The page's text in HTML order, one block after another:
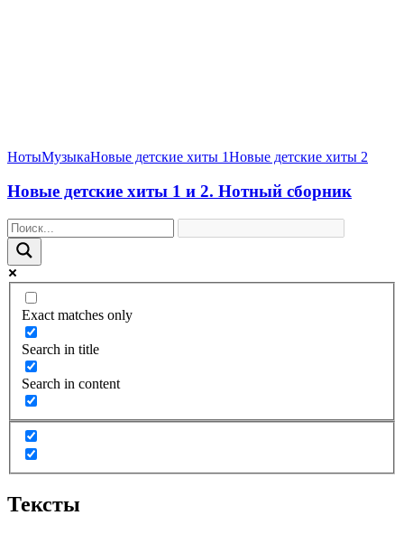
НотыМузыкаНовые детские хиты 1Новые детские хиты 2
Новые детские хиты 1 и 2. Нотный сборник
Exact matches only
Search in title
Search in content
Тексты